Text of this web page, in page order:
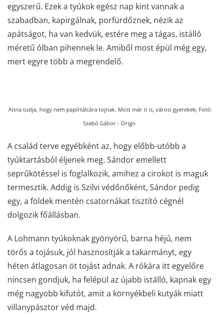
egyszerű. Ezek a tyúkok egész nap kint vannak a
szabadban, kapirgálnak, porfürdőznek, nézik az
apátságot, ha van kedvük, estére meg a tágas, istálló
méretű ólban pihennek le. Amiből most épül még egy,
mert egyre több a megrendelő.
Anna tudja, hogy nem papírtálcára tojnak. Most már ti is, városi gyerekek, Fotó:
Szabó Gábor - Origo
A család terve egyébként az, hogy előbb-utóbb a
tyúktartásból éljenek meg. Sándor emellett
seprűkötéssel is foglalkozik, amihez a cirokot is maguk
termesztik. Addig is Szilvi védőnőként, Sándor pedig
egy, a földek mentén csatornákat tisztító cégnél
dolgozik főállásban.
A Lohmann tyúkoknak gyönyörű, barna héjú, nem
törős a tojásuk, jól hasznosítják a takarmányt, egy
héten átlagosan öt tojást adnak. A rókára itt egyelőre
nincsen gondjuk, ha felépül az újabb istálló, kapnak egy
még nagyobb kifutót, amit a környékbeli kutyák miatt
villanypásztor véd majd.